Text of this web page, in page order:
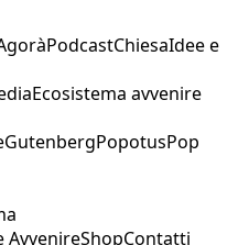
PodcastChiesaIdee e
Ecosistema avvenire
GutenbergPopotusPop
AvvenireShopContatti